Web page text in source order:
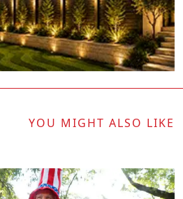
YOU MIGHT ALSO LIKE